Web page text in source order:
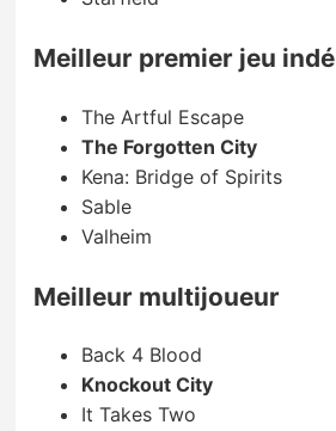
Meilleur premier jeu indé
The Artful Escape
The Forgotten City
Kena: Bridge of Spirits
Sable
Valheim
Meilleur multijoueur
Back 4 Blood
Knockout City
It Takes Two